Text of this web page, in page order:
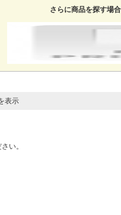
さらに商品を探す場
表示
い。